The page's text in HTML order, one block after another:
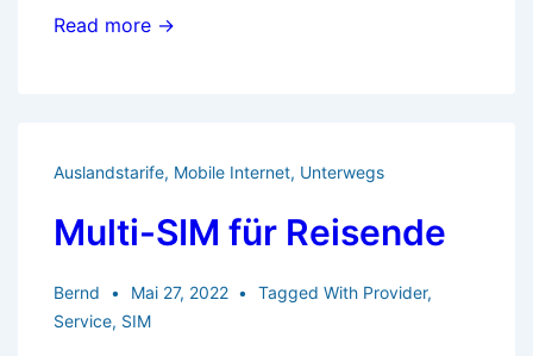
Mobilfunk-
Service
Read more →
Auslandstarife, Mobile Internet, Unterwegs
Multi-SIM für Reisende
Bernd Mai 27, 2022 Tagged With Provider,
Service, SIM